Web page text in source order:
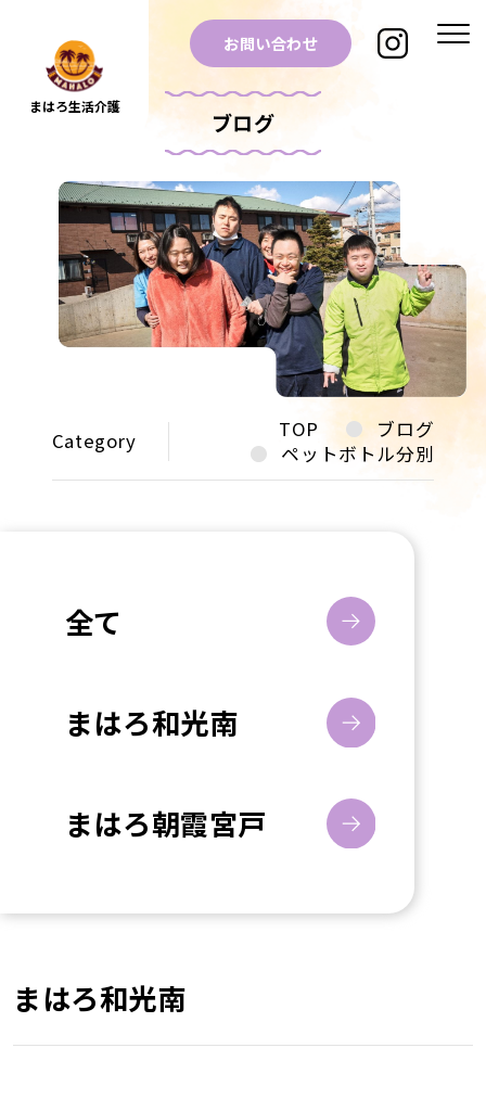
まはろ生活介護
お問い合わせ
ブログ
Category TOP
ブログ
ペットボトル分別
まはろ和光南
全て
まはろ和光南
まはろ朝霞宮戸